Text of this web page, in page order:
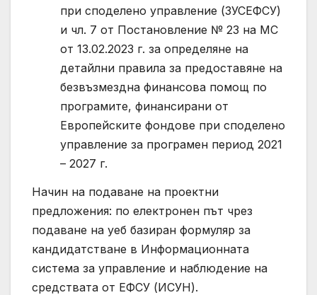
при споделено управление (ЗУСЕФСУ)
и чл. 7 от Постановление № 23 на МС
от 13.02.2023 г. за определяне на
детайлни правила за предоставяне на
безвъзмездна финансова помощ по
програмите, финансирани от
Европейските фондове при споделено
управление за програмен период 2021
– 2027 г.
Начин на подаване на проектни
предложения: по електронен път чрез
подаване на уеб базиран формуляр за
кандидатстване в Информационната
система за управление и наблюдение на
средствата от ЕФСУ (ИСУН).